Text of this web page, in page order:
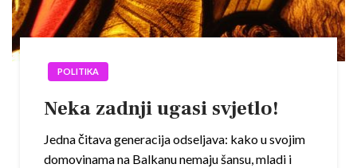
POLITIKA
Neka zadnji ugasi svjetlo!
Jedna čitava generacija odseljava: kako u svojim
domovinama na Balkanu nemaju šansu, mladi i